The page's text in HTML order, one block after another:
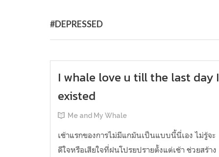
#DEPRESSED
I whale love u till the last day I
existed
Me and My Whale
เช้าแรกของการไม่มีแกมันเป็นแบบนี้นี่เอง ไม่รู้จะ
ดีใจหรือเสียใจที่ฝนโปรยปรายตั้งแต่เช้า ช่วยสร้าง